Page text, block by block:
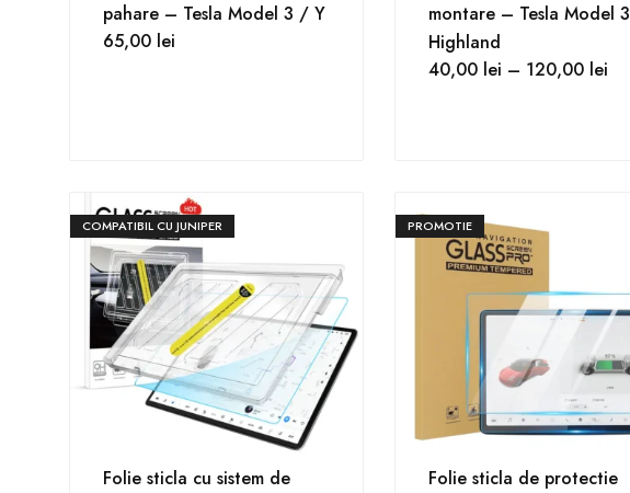
pahare – Tesla Model 3 / Y
65,00 lei
montare – Tesla Model 3
Highland
40,00 lei – 120,00 lei
COMPATIBIL CU JUNIPER
Folie sticla cu sistem de
PROMOTIE
Folie sticla de protectie